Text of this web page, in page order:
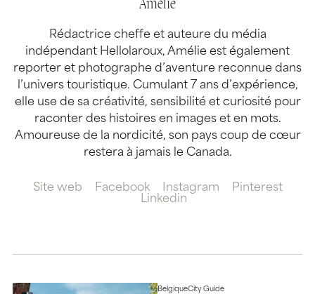
Amélie
Rédactrice cheffe et auteure du média
indépendant Hellolaroux, Amélie est également
reporter et photographe d’aventure reconnue dans
l’univers touristique. Cumulant 7 ans d’expérience,
elle use de sa créativité, sensibilité et curiosité pour
raconter des histoires en images et en mots.
Amoureuse de la nordicité, son pays coup de cœur
restera à jamais le Canada.
Site web Facebook Instagram
Pinterest
Linkedin
BelgiqueCity Guide